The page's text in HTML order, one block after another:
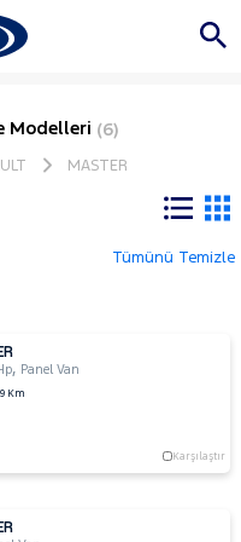
Modelleri (6)
MASTER
Tümünü Temizle
, Panel Van
Km
Karşılaştır